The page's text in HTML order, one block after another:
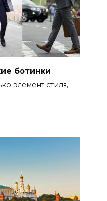
ботинки
элемент стиля,